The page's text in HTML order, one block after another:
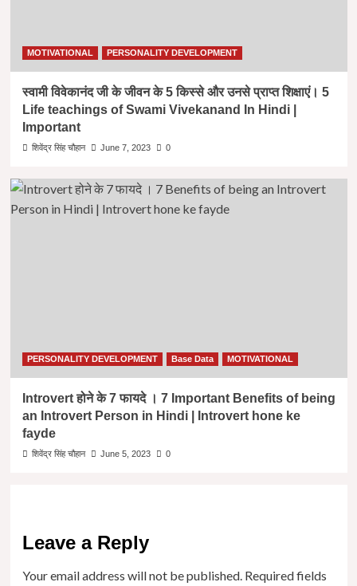
MOTIVATIONAL PERSONALITY DEVELOPMENT
स्वामी विवेकानंद जी के जीवन के 5 किस्से और उनसे प्राप्त शिक्षाएं। 5
Life teachings of Swami Vivekanand In Hindi |
Important
शिवेंद्र सिंह चौहान June 7, 2023 0
PERSONALITY DEVELOPMENT Base Data MOTIVATIONAL
Introvert होने के 7 फायदे । 7 Important Benefits of being
an Introvert Person in Hindi | Introvert hone ke
fayde
शिवेंद्र सिंह चौहान June 5, 2023 0
Leave a Reply
Your email address will not be published. Required fields